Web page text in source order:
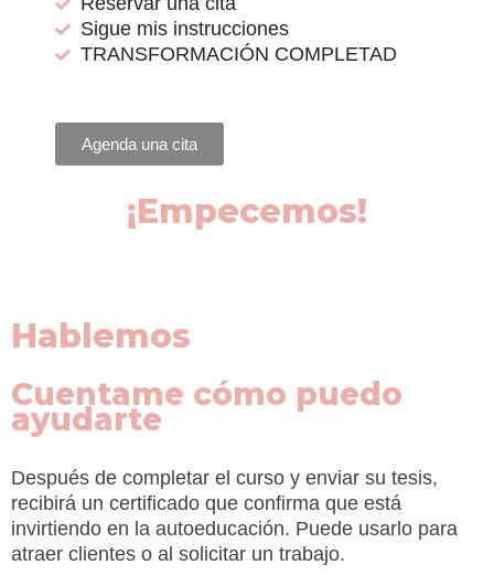
Sigue mis instrucciones
TRANSFORMACIÓN COMPLETAD
Agenda una cita
¡Empecemos!
Hablemos
Cuentame cómo puedo
ayudarte
Después de completar el curso y enviar su tesis,
recibirá un certificado que confirma que está
invirtiendo en la autoeducación. Puede usarlo para
atraer clientes o al solicitar un trabajo.